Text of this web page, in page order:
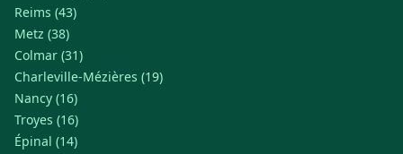
Reims (43)
Metz (38)
Colmar (31)
Charleville-Mézières (19)
Nancy (16)
Troyes (16)
Épinal (14)